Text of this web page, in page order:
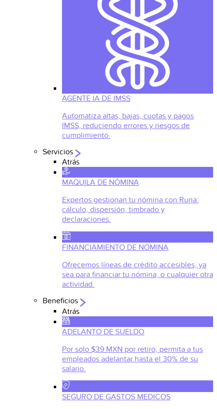
AGENTE IA DE IMSS
Automatiza altas, bajas, cuotas y pagos
IMSS, reduciendo errores y riesgos de
cumplimiento.
Servicios
Atrás
MAQUILA DE NÓMINA
Expertos gestionan tu nómina con Runa:
cálculo, dispersión, timbrado y
declaraciones.
FINANCIAMIENTO DE NÓMINA
Ofrecemos líneas de crédito accesibles, ya
sea para financiar tu nómina, o cualquier otra
actividad.
Beneficios
Atrás
ADELANTO DE SUELDO
Por solo $39 MXN por retiro, permita a tus
empleados adelantar hasta el 30% de su
salario.
SEGURO DE GASTOS MEDICOS